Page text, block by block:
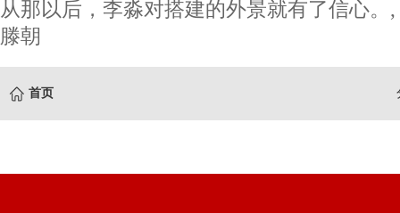
从那以后，李淼对搭建的外景就有了信
滕朝
首页